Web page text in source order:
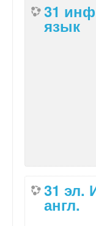
31
язык
31 эл.
англ.